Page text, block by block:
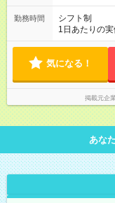
勤務時間
シフト制
1日あたりの
み） ■勤務時間 学校滞在：8:30※～17:30の間の連続した8時間
勤務時間が
気になる！
掲載元企
あな